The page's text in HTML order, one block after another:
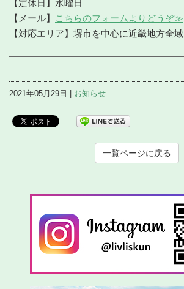
【定休日】水曜日
【メール】
こちらのフォームよりどうぞ≫
【対応エリア】堺市を中心に近畿地方全域
2021年05月29日 | お知らせ
一覧ページに戻る